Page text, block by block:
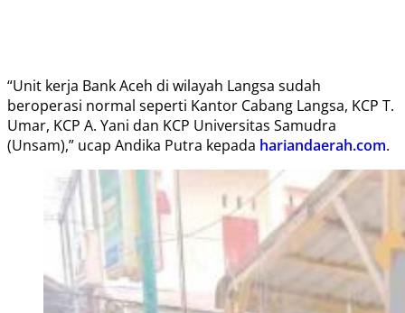
“Unit kerja Bank Aceh di wilayah Langsa sudah
beroperasi normal seperti Kantor Cabang Langsa, KCP T.
Umar, KCP A. Yani dan KCP Universitas Samudra
(Unsam),” ucap Andika Putra kepada hariandaerah.com.